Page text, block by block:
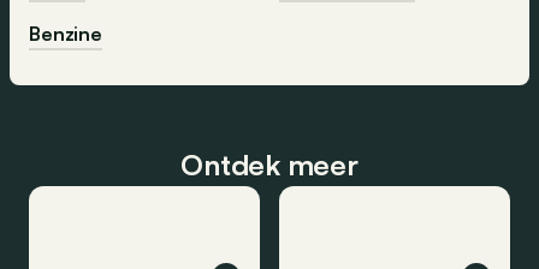
Benzine
Ontdek meer